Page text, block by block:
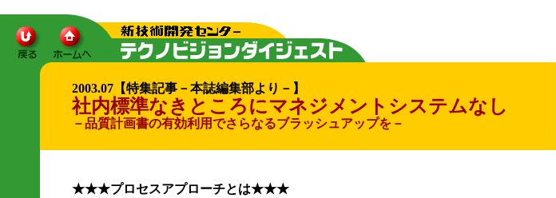
2003.07【特集記事－本誌編集部より－】
社内標準なきところにマネジメントシステムなし
－品質計画書の有効利用でさらなるブラッシュアップを－
★★★プロセスアプローチとは★★★